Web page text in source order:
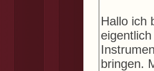
Hallo ich
bringen.